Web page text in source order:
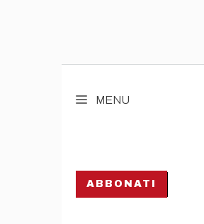
MENU
ABBONATI